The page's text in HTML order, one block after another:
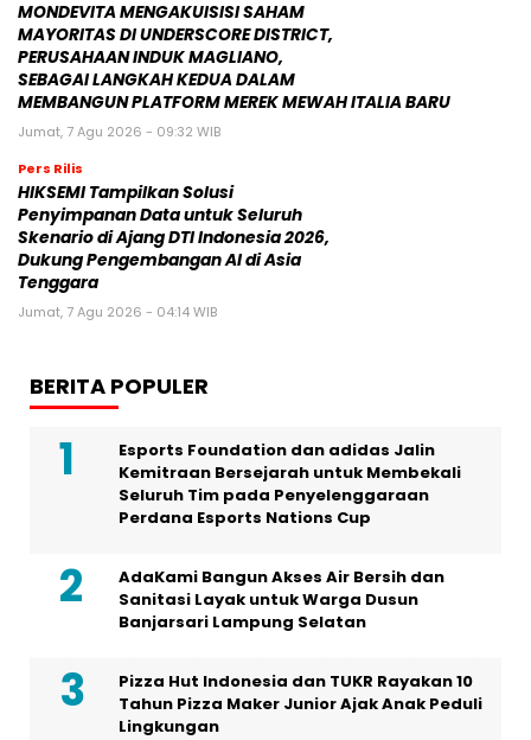
MONDEVITA MENGAKUISISI SAHAM
MAYORITAS DI UNDERSCORE DISTRICT,
PERUSAHAAN INDUK MAGLIANO,
SEBAGAI LANGKAH KEDUA DALAM
MEMBANGUN PLATFORM MEREK MEWAH ITALIA BARU
Jumat, 7 Agu 2026 - 09:32 WIB
Pers Rilis
HIKSEMI Tampilkan Solusi
Penyimpanan Data untuk Seluruh
Skenario di Ajang DTI Indonesia 2026,
Dukung Pengembangan AI di Asia
Tenggara
Jumat, 7 Agu 2026 - 04:14 WIB
BERITA POPULER
Esports Foundation dan adidas Jalin
Kemitraan Bersejarah untuk Membekali
Seluruh Tim pada Penyelenggaraan
Perdana Esports Nations Cup
AdaKami Bangun Akses Air Bersih dan
Sanitasi Layak untuk Warga Dusun
Banjarsari Lampung Selatan
Pizza Hut Indonesia dan TUKR Rayakan 10
Tahun Pizza Maker Junior Ajak Anak Peduli
Lingkungan